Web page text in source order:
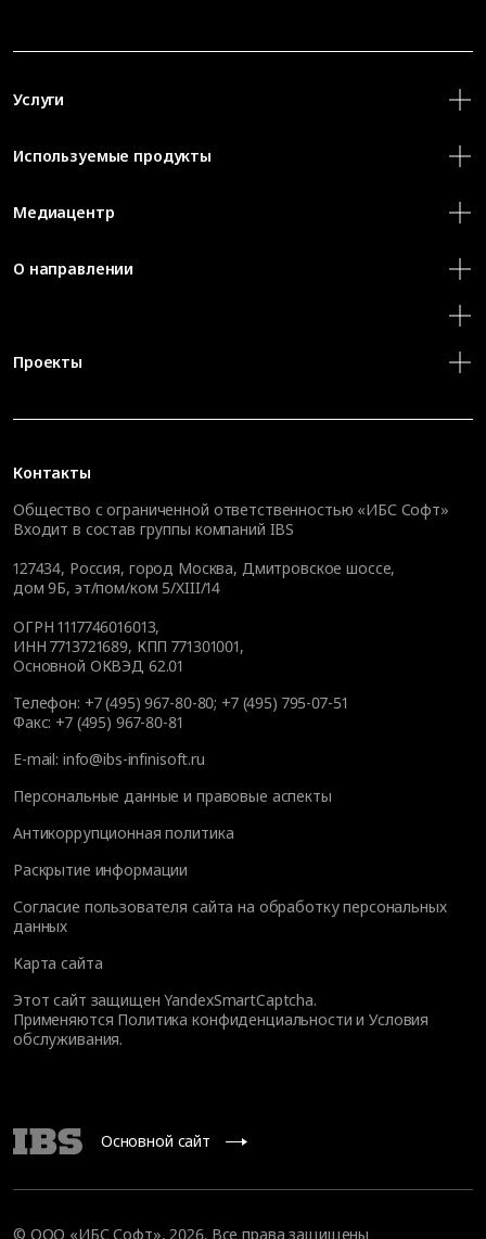
Контакты
Общество с ограниченной ответственностью «ИБС Софт»
Входит в состав группы компаний IBS
127434, Россия, город Москва, Дмитровское шоссе,
дом 9Б, эт/пом/ком 5/XIII/14
ОГРН 1117746016013,
ИНН 7713721689, КПП 771301001,
Основной ОКВЭД 62.01
Телефон: +7 (495) 967-80-80; +7 (495) 795-07-51
Факс: +7 (495) 967-80-81
E-mail: info@ibs-infinisoft.ru
Персональные данные и правовые аспекты
Антикоррупционная политика
Раскрытие информации
Согласие пользователя сайта на обработку персональных
данных
Карта сайта
Этот сайт защищен YandexSmartCaptcha.
Применяются Политика конфиденциальности иУсловия
обслуживания.
Услуги
Используемые продукты
Медиацентр
О направлении
Проекты
Основной сайт
© ООО «ИБС Софт», 2026. Все права защищены